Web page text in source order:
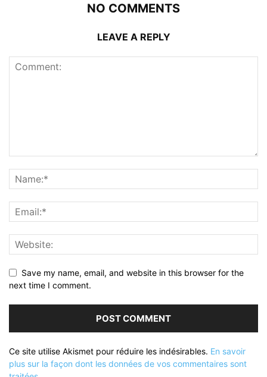
NO COMMENTS
LEAVE A REPLY
Save my name, email, and website in this browser for the
next time I comment.
Ce site utilise Akismet pour réduire les indésirables. En savoir
plus sur la façon dont les données de vos commentaires sont